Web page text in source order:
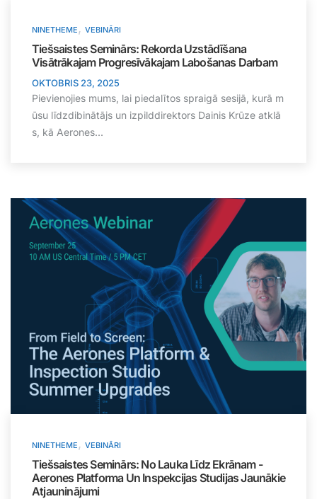
NINETHEME , VEBINĀRI
Tiešsaistes Seminārs: Rekorda Uzstādīšana
Visātrākajam Progresīvākajam Labošanas Darbam
OKTOBRIS 23, 2025
Pievienojies mums, lai piedalītos spraigā sesijā, kurā m
ūsu līdzdibinātājs un izpilddirektors Dainis Krūze atklā
s, kā Aerones...
NINETHEME , VEBINĀRI
Tiešsaistes Seminārs: No Lauka Līdz Ekrānam -
Aerones Platforma Un Inspekcijas Studijas Jaunākie
Atjauninājumi